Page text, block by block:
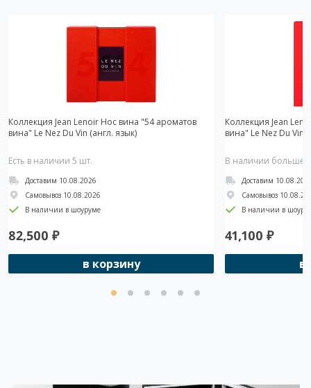
Коллекция Jean Lenoir Нос вина "54 ароматов
вина" Le Nez Du Vin (англ. язык)
Есть в наличии 5 шт.
82,500 ₽
Доставим 10.08.2026
Самовывоз 10.08.2026
В наличии в шоуруме
в корзину
Коллекция Jean
вина" Le Nez Du Vin
В наличии больше
41,100 ₽
Доставим
Самовывоз
В наличии в
в